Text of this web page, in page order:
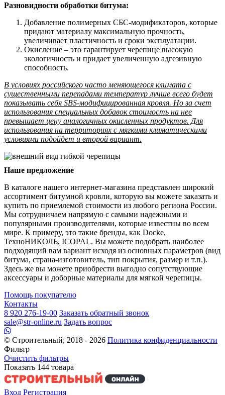
Разновидности обработки битума:
Добавление полимерных СБС-модификаторов, которые
придают материалу максимальную прочность,
увеличивает пластичность и сроки эксплуатации.
Окисление – это гарантирует черепице высокую
экологичность и придает увеличенную адгезивную
способность.
В условиях российского часто меняющегося климата с
существенными перепадами температур лучше всего будет
показывать себя SBS-модифицированная кровля. Но за счет
использования специальных добавок стоимость на нее
превышает цену аналогичных окисленных продуктов. Для
использования на территориях с мягкими климатическими
условиями подойдет и второй вариант.
Наше предложение
В каталоге нашего интернет-магазина представлен широкий
ассортимент битумной кровли, которую вы можете заказать и
купить по приемлемой стоимости из любого региона России.
Мы сотрудничаем напрямую с самыми надежными и
популярными производителями, которые известны во всем
мире. К примеру, это такие бренды, как Docke,
ТехноНИКОЛЬ, ICOPAL. Вы можете подобрать наиболее
подходящий вам вариант исходя из основных параметров (вид
битума, страна-изготовитель, тип покрытия, размер и т.п.).
Здесь же вы можете приобрести выгодно сопутствующие
аксессуары и доборные материалы для мягкой черепицы.
Помощь покупателю
Контакты
8 920 276-19-00 Заказать обратный звонок
sale@str-online.ru Задать вопрос
© Строительный, 2018 - 2026 Политика конфиденциальности
Фильтр
Очистить фильтры
Показать 144 товара
Вход Регистрация